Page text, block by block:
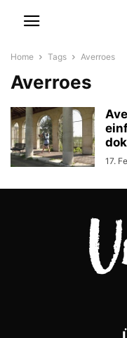
Home Tags Averroes
Averroes
17.